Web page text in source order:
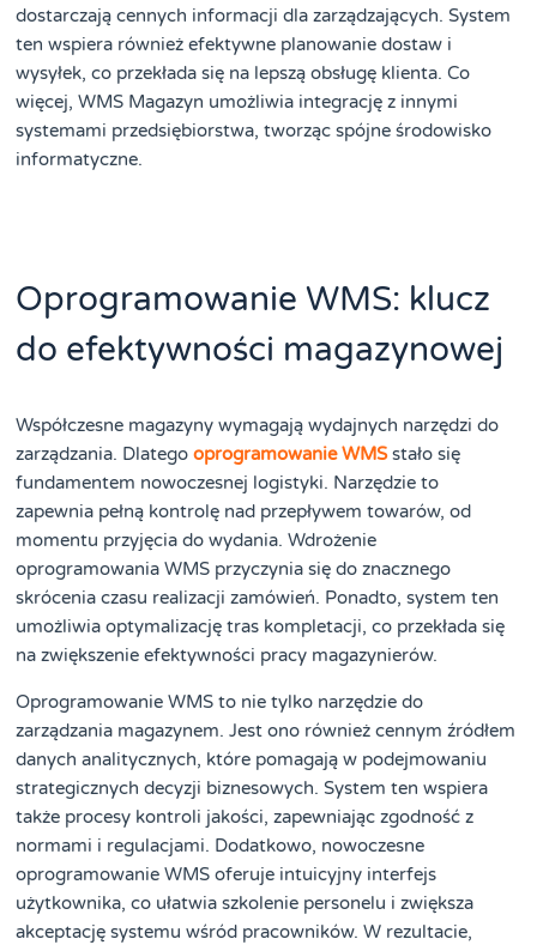
dostarczają cennych informacji dla zarządzających. System
ten wspiera również efektywne planowanie dostaw i
wysyłek, co przekłada się na lepszą obsługę klienta. Co
więcej, WMS Magazyn umożliwia integrację z innymi
systemami przedsiębiorstwa, tworząc spójne środowisko
informatyczne.
Oprogramowanie WMS: klucz
do efektywności magazynowej
Współczesne magazyny wymagają wydajnych narzędzi do
zarządzania. Dlategooprogramowanie WMSstało się
fundamentem nowoczesnej logistyki. Narzędzie to
zapewnia pełną kontrolę nad przepływem towarów, od
momentu przyjęcia do wydania. Wdrożenie
oprogramowania WMS przyczynia się do znacznego
skrócenia czasu realizacji zamówień. Ponadto, system ten
umożliwia optymalizację tras kompletacji, co przekłada się
na zwiększenie efektywności pracy magazynierów.
Oprogramowanie WMS to nie tylko narzędzie do
zarządzania magazynem. Jest ono również cennym źródłem
danych analitycznych, które pomagają w podejmowaniu
strategicznych decyzji biznesowych. System ten wspiera
także procesy kontroli jakości, zapewniając zgodność z
normami i regulacjami. Dodatkowo, nowoczesne
oprogramowanie WMS oferuje intuicyjny interfejs
użytkownika, co ułatwia szkolenie personelu i zwiększa
akceptację systemu wśród pracowników. W rezultacie,